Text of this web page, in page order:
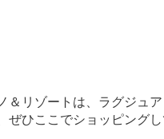
＆リゾートは、ラグジュ
ひここでショッピングし